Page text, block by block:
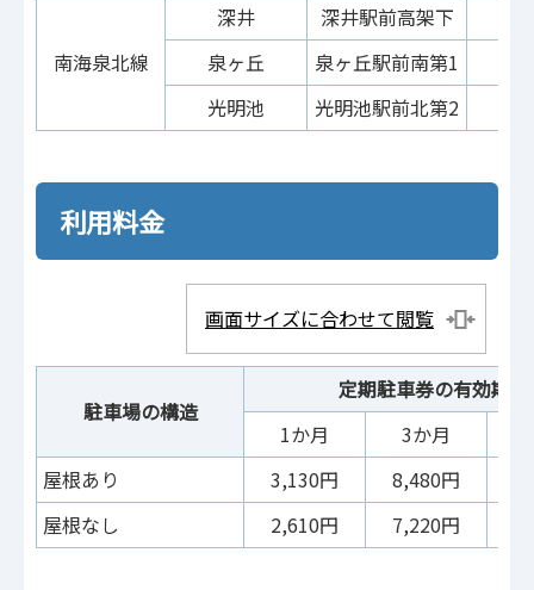
南海泉北線
深井 深井駅前高架下
泉ヶ丘
泉ヶ丘駅前南第1
光明池
光明池駅前北第2
利用料金
画面サイズに合わせて閲覧
駐車場の構造
定期駐車券の有効期間
1か月
3か月
屋根あり
3,130円 8,480円
屋根なし
2,610円 7,220円